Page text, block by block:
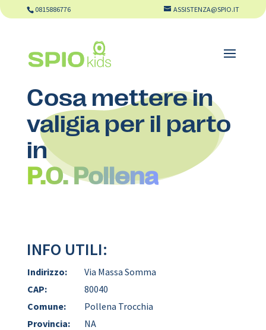
0815886776 ASSISTENZA@SPIO.IT
Cosa mettere in
valigia per il parto
in
P.O. Pollena
INFO UTILI:
Indirizzo:
Via Massa Somma
CAP:
80040
Comune:
Pollena Trocchia
Provincia:
NA